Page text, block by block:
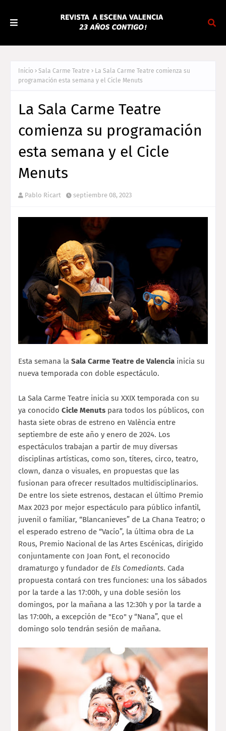
Inicio Sala Carme Teatre
La Sala Carme Teatre comienza su
programación esta semana y el Cicle Menuts
La Sala Carme Teatre
comienza su programación
esta semana y el Cicle
Menuts
Pablo Ricart septiembre 08, 2023
Esta semana la Sala Carme Teatre de Valencia inicia su
nueva temporada con doble espectáculo.
La Sala Carme Teatre inicia su XXIX temporada con su
ya conocido Cicle Menuts para todos los públicos, con
hasta siete obras de estreno en València entre
septiembre de este año y enero de 2024. Los
espectáculos trabajan a partir de muy diversas
disciplinas artísticas, como son, títeres, circo, teatro,
clown, danza o visuales, en propuestas que las
fusionan para ofrecer resultados multidisciplinarios.
De entre los siete estrenos, destacan el último Premio
Max 2023 por mejor espectáculo para público infantil,
juvenil o familiar, “Blancanieves” de La Chana Teatro; o
el esperado estreno de “Vacío”, la última obra de La
Rous, Premio Nacional de las Artes Escénicas, dirigido
conjuntamente con Joan Font, el reconocido
dramaturgo y fundador de Els Comediants. Cada
propuesta contará con tres funciones: una los sábados
por la tarde a las 17:00h, y una doble sesión los
domingos, por la mañana a las 12:30h y por la tarde a
las 17:00h, a excepción de "Eco" y “Nana”, que el
domingo solo tendrán sesión de mañana.